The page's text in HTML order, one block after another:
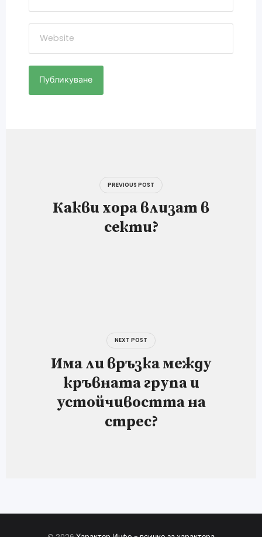
PREVIOUS POST
Какви хора влизат в
секти?
NEXT POST
Има ли връзка между
кръвната група и
устойчивостта на
стрес?